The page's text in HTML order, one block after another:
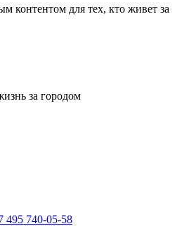
контентом для тех, кто живет за
за городом
495 740-05-58